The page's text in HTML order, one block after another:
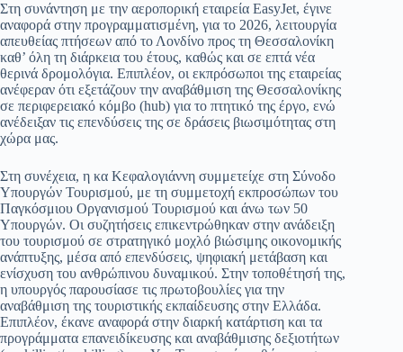
Στη συνάντηση με την αεροπορική εταιρεία EasyJet, έγινε
αναφορά στην προγραμματισμένη, για το 2026, λειτουργία
απευθείας πτήσεων από το Λονδίνο προς τη Θεσσαλονίκη
καθ’ όλη τη διάρκεια του έτους, καθώς και σε επτά νέα
θερινά δρομολόγια. Επιπλέον, οι εκπρόσωποι της εταιρείας
ανέφεραν ότι εξετάζουν την αναβάθμιση της Θεσσαλονίκης
σε περιφερειακό κόμβο (hub) για το πτητικό της έργο, ενώ
ανέδειξαν τις επενδύσεις της σε δράσεις βιωσιμότητας στη
χώρα μας.
Στη συνέχεια, η κα Κεφαλογιάννη συμμετείχε στη Σύνοδο
Υπουργών Τουρισμού, με τη συμμετοχή εκπροσώπων του
Παγκόσμιου Οργανισμού Τουρισμού και άνω των 50
Υπουργών. Οι συζητήσεις επικεντρώθηκαν στην ανάδειξη
του τουρισμού σε στρατηγικό μοχλό βιώσιμης οικονομικής
ανάπτυξης, μέσα από επενδύσεις, ψηφιακή μετάβαση και
ενίσχυση του ανθρώπινου δυναμικού. Στην τοποθέτησή της,
η υπουργός παρουσίασε τις πρωτοβουλίες για την
αναβάθμιση της τουριστικής εκπαίδευσης στην Ελλάδα.
Επιπλέον, έκανε αναφορά στην διαρκή κατάρτιση και τα
προγράμματα επανειδίκευσης και αναβάθμισης δεξιοτήτων